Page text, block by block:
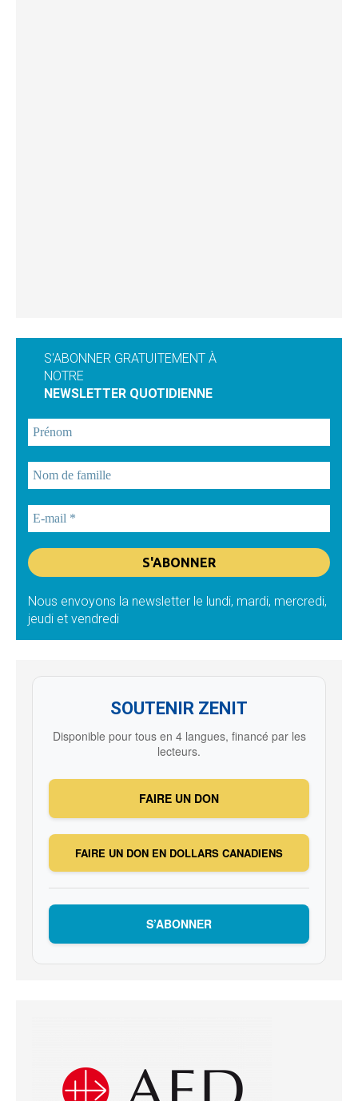
S'ABONNER GRATUITEMENT À
NOTRE
NEWSLETTER QUOTIDIENNE
Nous envoyons la newsletter le lundi, mardi, mercredi,
jeudi et vendredi
SOUTENIR ZENIT
Disponible pour tous en 4 langues, financé par les
lecteurs.
FAIRE UN DON
FAIRE UN DON EN DOLLARS CANADIENS
S’ABONNER